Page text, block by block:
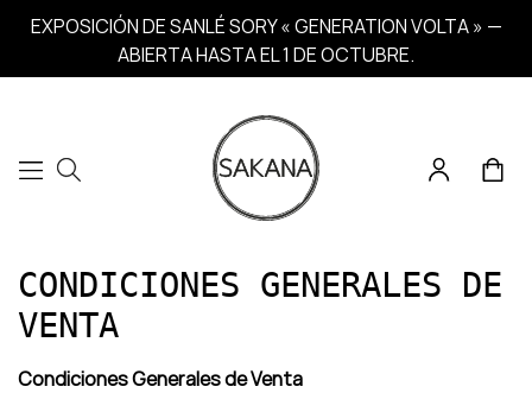
EXPOSICIÓN DE SANLÉ SORY « GENERATION VOLTA » —
ABIERTA HASTA EL 1 DE OCTUBRE.
CONDICIONES GENERALES DE
VENTA
Condiciones Generales de Venta